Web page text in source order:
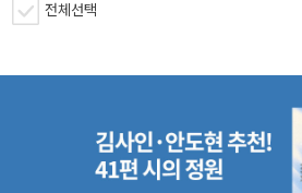
전체선택